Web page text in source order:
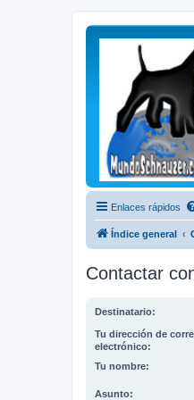
Enlaces rápidos
Índice general
Contactar
Destinatario:
Tu dirección de
electrónico:
Tu nombre:
Asunto: